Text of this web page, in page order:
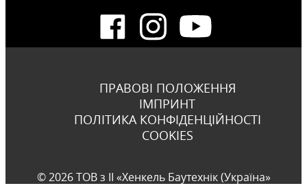
ПРАВОВІ ПОЛОЖЕННЯ
ІМПРИНТ
ПОЛІТИКА КОНФІДЕНЦІЙНОСТІ
COOKIES
© 2026 ТОВ з ІІ «Хенкель Баутехнік (Україна»